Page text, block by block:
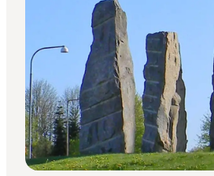
Reisemål
Aktiviteter
Overnatting
Planlegg reisen